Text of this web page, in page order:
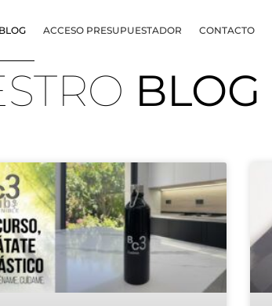
BLOG ACCESO PRESUPUESTADOR CONTACTO
BLOG